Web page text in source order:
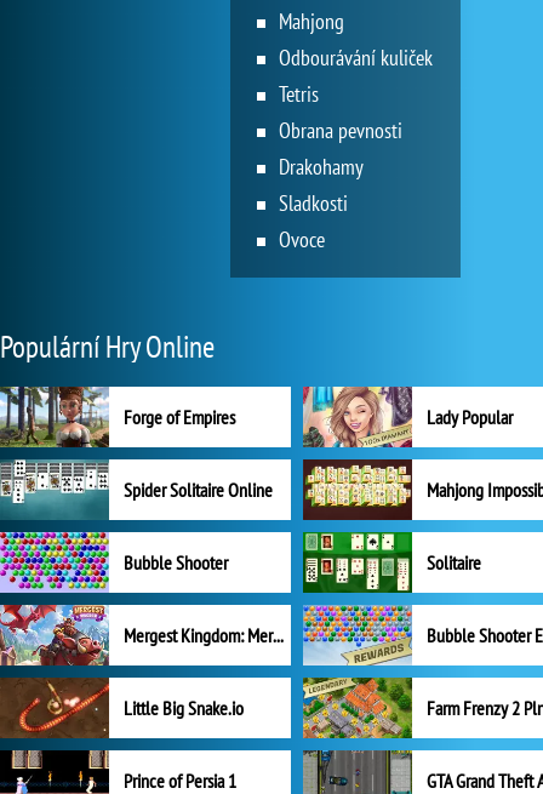
Mahjong
Odbourávání kuliček
Tetris
Obrana pevnosti
Drakohamy
Sladkosti
Ovoce
Populární Hry Online
Forge of Empires Lady Popular
Spider Solitaire Online Mahjong
Bubble Shooter Solitaire
Mergest Kingdom: Merge Puzzle
Little Big Snake.io
Prince of Persia 1 GTA Grand Theft